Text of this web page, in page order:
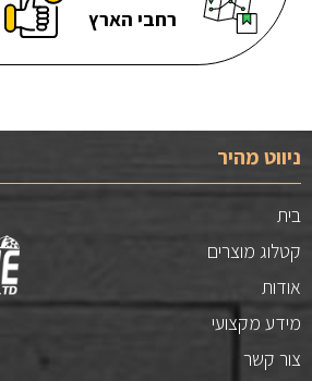
רחבי הארץ
ניווט מהיר
בית
קטלוג מוצרים
אודות
מידע מקצועי
צור קשר